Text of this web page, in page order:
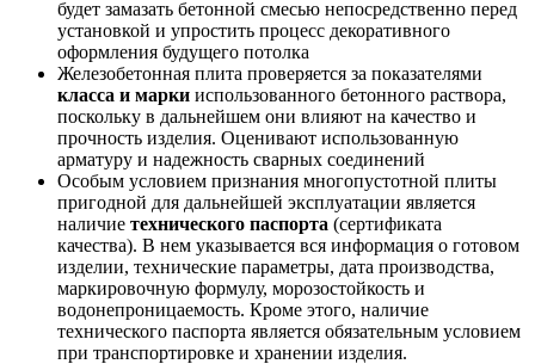
будет замазать бетонной смесью непосредственно перед
установкой и упростить процесс декоративного
оформления будущего потолка
Железобетонная плита проверяется за показателями
класса и марки использованного бетонного раствора,
поскольку в дальнейшем они влияют на качество и
прочность изделия. Оценивают использованную
арматуру и надежность сварных соединений
Особым условием признания многопустотной плиты
пригодной для дальнейшей эксплуатации является
наличие технического паспорта (сертификата
качества). В нем указывается вся информация о готовом
изделии, технические параметры, дата производства,
маркировочную формулу, морозостойкость и
водонепроницаемость. Кроме этого, наличие
технического паспорта является обязательным условием
при транспортировке и хранении изделия.